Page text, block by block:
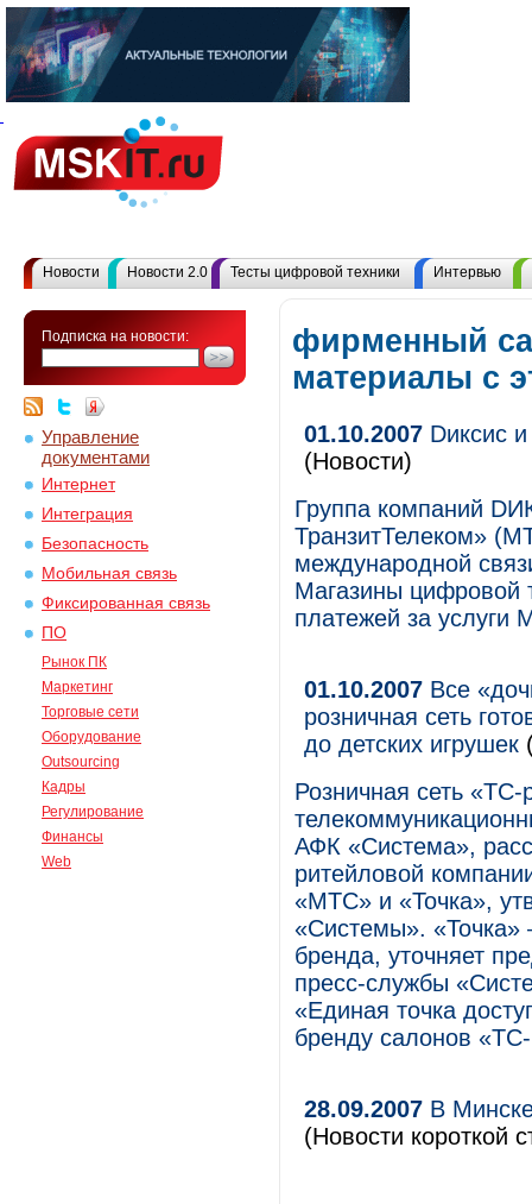
Новости Новости 2.0 Тесты цифровой техники Интервью
Подписка на новости:
Управление
документами
Интернет
Интеграция
Безопасность
Мобильная связь
Фиксированная связь
ПО
Рынок ПК
Маркетинг
Торговые сети
Оборудование
Outsourcing
Кадры
Регулирование
Финансы
Web
фирменный
материалы с
01.10.2007 Dиксис
(Новости)
Группа компаний
ТранзитТелеком»
международной
Магазины цифровой
платежей за услуги
01.10.2007 Все
розничная сеть
до детских игрушек
Розничная сеть «ТС-
АФК «Система»,
ритейловой
«МТС» и «Точка»,
«Системы». «Точка»
бренда, уточняет
пресс-службы
«Единая точка
бренду салонов
28.09.2007 В
(Новости короткой